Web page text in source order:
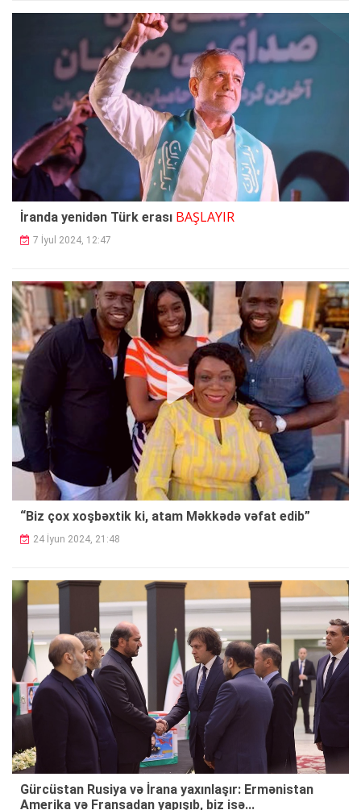
İranda yenidən Türk erası BAŞLAYIR
7 İyul 2024, 12:47
“Biz çox xoşbəxtik ki, atam Məkkədə vəfat edib”
24 İyun 2024, 21:48
Gürcüstan Rusiya və İrana yaxınlaşır: Ermənistan
Amerika və Fransadan yapışıb, biz isə...